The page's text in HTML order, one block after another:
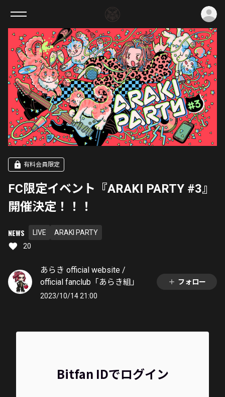
有料会員限定
FC限定イベント『ARAKI PARTY #3』
開催決定！！！
NEWS LIVE
ARAKI PARTY
20
あらき official website /
official fanclub「あらき組」
2023/10/14 21:00
フォロー
Bitfan IDでログイン